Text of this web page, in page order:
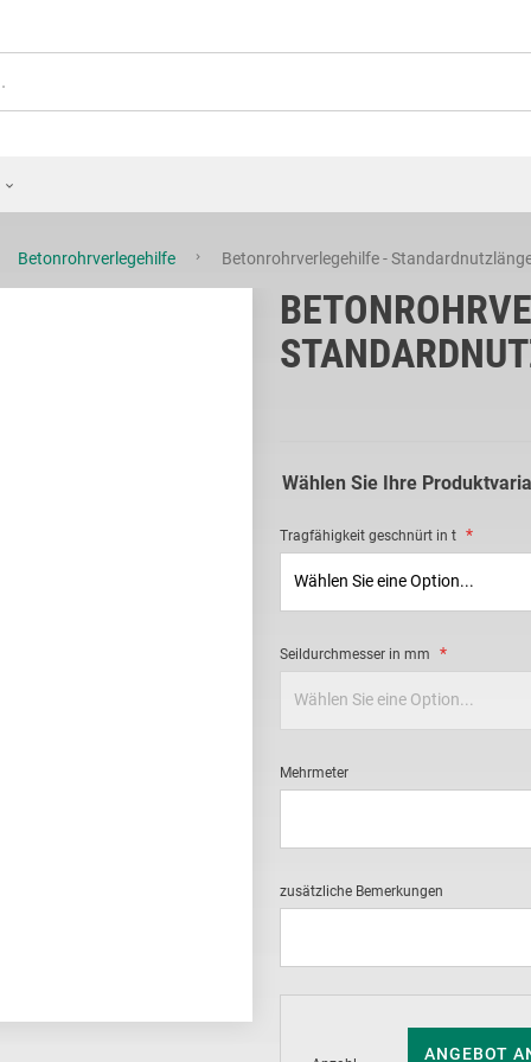
Betonrohrverlegehilfe Betonrohrverlegehilfe -
Wählen Sie Ihre
Tragfähigkeit geschnürt in t
Seildurchmesser in mm
Mehrmeter
zusätzliche Bemerkungen
ANGEBOT